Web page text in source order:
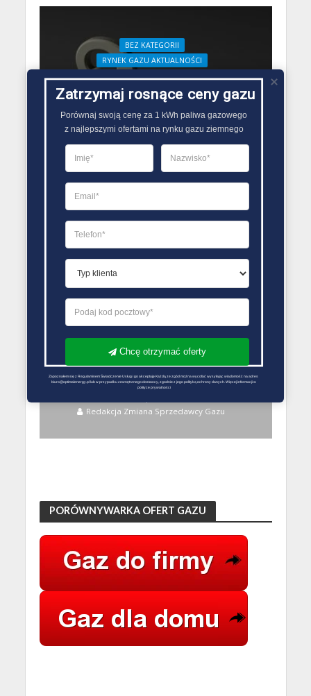
BEZ KATEGORII
RYNEK GAZU AKTUALNOŚCI
Wypowiedzenie umowy
sprzedaży gazu
12 stycznia 2018
Redakcja Zmiana Sprzedawcy Gazu
BEZ KATEGORII
12 stycznia 2018
Redakcja Zmiana Sprzedawcy Gazu
Oferty pracy w PGNiG
Redakcja Zmiana Sprzedawcy Gazu
PORÓWNYWARKA OFERT GAZU
Zatrzymaj rosnące ceny gazu
Porównaj swoją cenę za 1 kWh paliwa gazowego
z najlepszymi ofertami na rynku gazu ziemnego
Chcę otrzymać oferty
Zapoznałem się z Regulaminem Świadczenie Usług i go akceptuję Każdą ze zgód można wycofać wysyłając wiadomość na adres
biuro@optimalenergy.pl lub w przypadku zewnętrznego dostawcy, zgodnie z jego polityką ochrony danych. Więcej informacji w
polityce prywatności